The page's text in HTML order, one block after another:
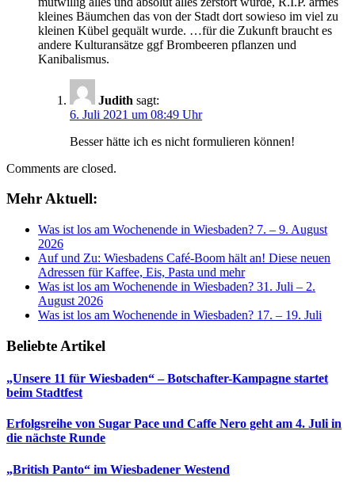
kleines Bäumchen das von der Stadt dort sowieso im viel zu
kleinen Kübel gequält wurde. …für die Zukunft braucht es
andere Kulturansätze ggf Brombeeren pflanzen und
Kanibalismus.
Judith sagt:
6. Juli 2021 um 08:49 Uhr
Besser hätte ich es nicht formulieren können!
Comments are closed.
Mehr Aktuell:
Was ist los am Wochenende in Wiesbaden? 7. – 9. August
2026
Auf und Zu: Wiesbadens Café-Boom hält an! Diese neuen
Adressen für Kaffee, Eis, Pasta und mehr
Was ist los am Wochenende in Wiesbaden? 31. Juli – 2.
August 2026
Was ist los am Wochenende in Wiesbaden? 17. – 19. Juli
Beliebte Artikel
„Unsere 11 für Wiesbaden“ – Botschafter-Kampagne startet
beim Stadtfest
Erfolgsreihe von Sugar Pace und Caffe Nero geht am 4. Juli in
die nächste Runde
„British Panto“ im Wiesbadener Westend